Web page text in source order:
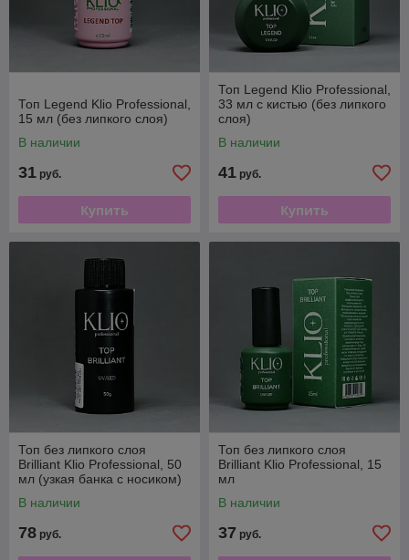
Топ Legend Klio Professional,
15 мл (без липкого слоя)
В наличии
31 руб.
Купить
Топ Legend Klio Professional,
33 мл с кистью (без липкого
слоя)
В наличии
41 руб.
Купить
Топ без липкого слоя
Brilliant Klio Professional, 50
мл (узкая банка с носиком)
В наличии
78 руб.
Топ без липкого слоя
Brilliant Klio Professional, 15
мл
В наличии
37 руб.